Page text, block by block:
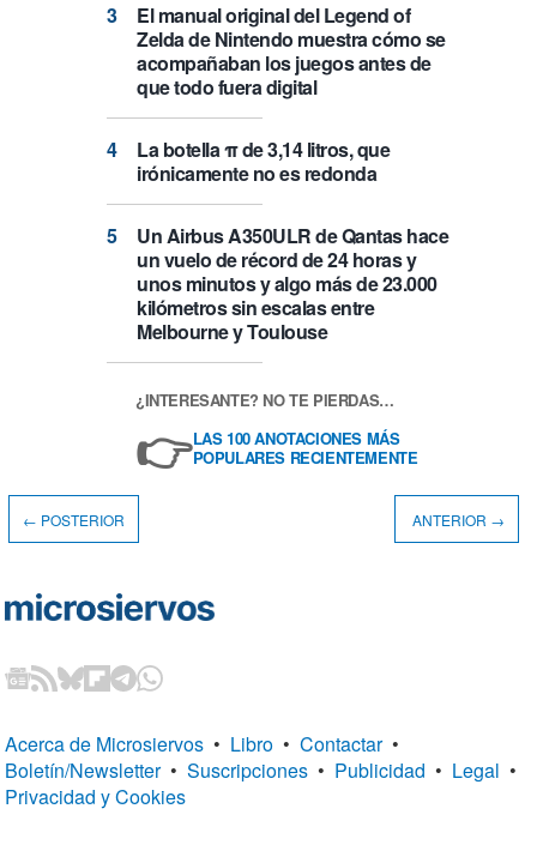
El manual original del Legend of
Zelda de Nintendo muestra cómo se
acompañaban los juegos antes de
que todo fuera digital
La botella π de 3,14 litros, que
irónicamente no es redonda
Un Airbus A350ULR de Qantas hace
un vuelo de récord de 24 horas y
unos minutos y algo más de 23.000
kilómetros sin escalas entre
Melbourne y Toulouse
¿INTERESANTE? NO TE PIERDAS…
👉LAS 100 ANOTACIONES MÁS
POPULARES RECIENTEMENTE
← POSTERIOR ANTERIOR →
Acerca de Microsiervos • Libro • Contactar •
Boletín/Newsletter • Suscripciones • Publicidad • Legal •
Privacidad y Cookies